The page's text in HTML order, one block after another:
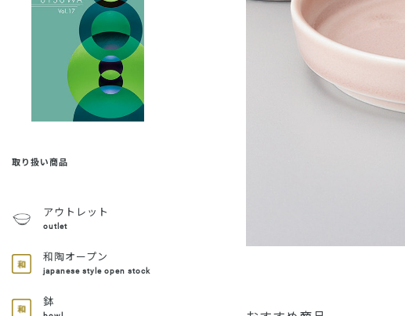
取り扱い商品
アウトレット
outlet
和陶オープン
japanese style open stock
鉢